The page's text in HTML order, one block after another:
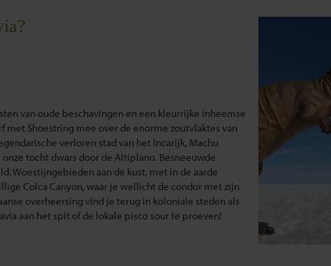
van oude beschavingen en een kleurrijke inheemse
Shoestring mee over de enorme zoutvlaktes van
verloren stad van het Incarijk, Machu
tocht dwars door de Altiplano. Besneeuwde
Woestijngebieden aan de kust, met in de aarde
Colca Canyon, waar je wellicht de condor met zijn
overheersing vind je terug in koloniale steden als
aan het spit of de lokale pisco sour te proeven!